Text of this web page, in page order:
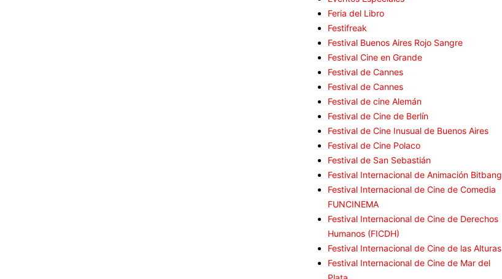
Feria del Libro
Festifreak
Festival Buenos Aires Rojo Sangre
Festival Cine en Grande
Festival de Cannes
Festival de Cannes
Festival de cine Alemán
Festival de Cine de Berlín
Festival de Cine Inusual de Buenos Aires
Festival de Cine Polaco
Festival de San Sebastián
Festival Internacional de Animación Bitbang
Festival Internacional de Cine de Comedia
FUNCINEMA
Festival Internacional de Cine de Derechos
Humanos (FICDH)
Festival Internacional de Cine de las Alturas
Festival Internacional de Cine de Mar del